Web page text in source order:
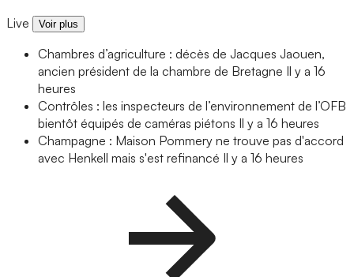
Live Voir plus
Chambres d’agriculture : décès de Jacques Jaouen,
ancien président de la chambre de Bretagne Il y a 16
heures
Contrôles : les inspecteurs de l’environnement de l’OFB
bientôt équipés de caméras piétons Il y a 16 heures
Champagne : Maison Pommery ne trouve pas d'accord
avec Henkell mais s'est refinancé Il y a 16 heures